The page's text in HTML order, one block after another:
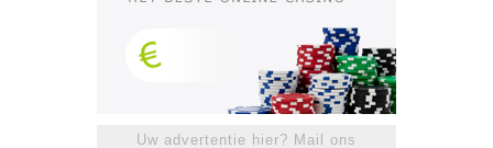
Uw advertentie hier? Mail ons